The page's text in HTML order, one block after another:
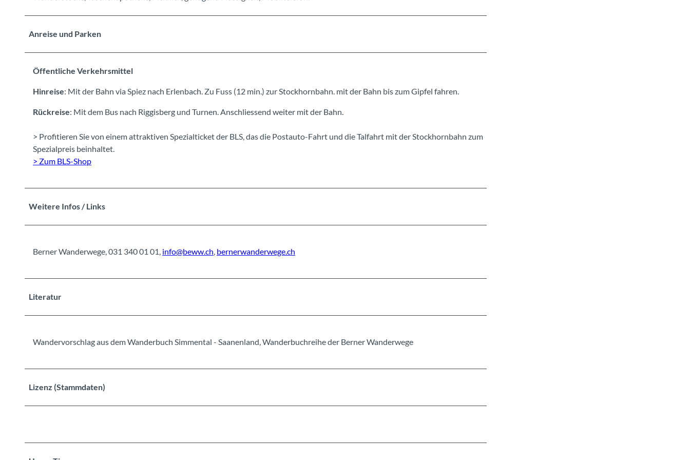
Anreise und Parken
Öffentliche Verkehrsmittel
Hinreise: Mit der Bahn via Spiez nach Erlenbach. Zu Fuss (12 min.) zur Stockhornbahn. mit der Bahn bis zum Gipfel fahren.
Rückreise: Mit dem Bus nach Riggisberg und Turnen. Anschliessend weiter mit der Bahn.
> Profitieren Sie von einem attraktiven Spezialticket der BLS, das die Postauto-Fahrt und die Talfahrt mit der Stockhornbahn zum
Spezialpreis beinhaltet.
> Zum BLS-Shop
Weitere Infos / Links
Berner Wanderwege, 031 340 01 01, info@beww.ch bernerwanderwege.ch
Literatur
Wandervorschlag aus dem Wanderbuch Simmental - Saanenland, Wanderbuchreihe der Berner Wanderwege
Lizenz (Stammdaten)